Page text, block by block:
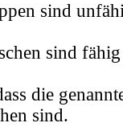
sind
sind
die
sind.